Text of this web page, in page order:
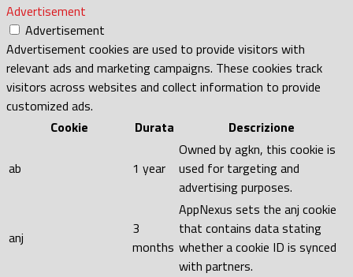
Advertisement
Advertisement
Advertisement cookies are used to provide visitors with
relevant ads and marketing campaigns. These cookies track
visitors across websites and collect information to provide
customized ads.
Cookie
Durata Descrizione
ab 1 year
Owned by agkn, this cookie is
used for targeting and
advertising purposes.
anj
3
months
AppNexus sets the anj cookie
that contains data stating
whether a cookie ID is synced
with partners.